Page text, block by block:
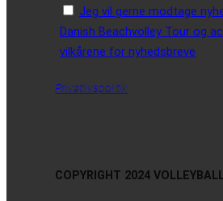
Jeg vil gerne modtage
Danish Beachvolley Tour og
vilkårene for nyhedsbreve
Privatlivspolitik
COPYRIGHT 2024